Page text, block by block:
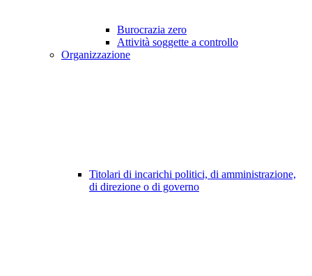
Burocrazia zero
Attività soggette a controllo
Organizzazione
Titolari di incarichi politici, di amministrazione,
di direzione o di governo